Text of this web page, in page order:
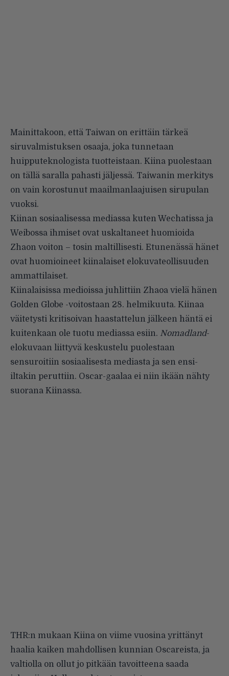
Mainittakoon, että Taiwan on erittäin tärkeä
siruvalmistuksen osaaja, joka tunnetaan
huipputeknologista tuotteistaan. Kiina puolestaan
on tällä saralla pahasti jäljessä. Taiwanin merkitys
on vain korostunut maailmanlaajuisen sirupulan
vuoksi.
Kiinan sosiaalisessa mediassa kuten Wechatissa ja
Weibossa ihmiset ovat uskaltaneet huomioida
Zhaon voiton – tosin maltillisesti. Etunenässä hänet
ovat huomioineet kiinalaiset elokuvateollisuuden
ammattilaiset.
Kiinalaisissa medioissa juhlittiin Zhaoa vielä hänen
Golden Globe -voitostaan 28. helmikuuta. Kiinaa
väitetysti kritisoivan haastattelun jälkeen häntä ei
kuitenkaan ole tuotu mediassa esiin. Nomadland-
elokuvaan liittyvä keskustelu puolestaan
sensuroitiin sosiaalisesta mediasta ja sen ensi-
iltakin peruttiin. Oscar-gaalaa ei niin ikään nähty
suorana Kiinassa.
THR:n mukaan Kiina on viime vuosina yrittänyt
haalia kaiken mahdollisen kunnian Oscareista, ja
valtiolla on ollut jo pitkään tavoitteena saada